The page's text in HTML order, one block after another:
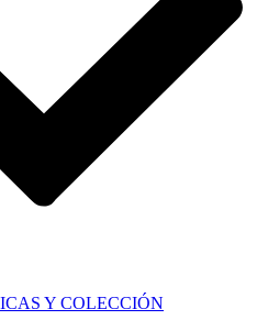
Y COLECCIÓN